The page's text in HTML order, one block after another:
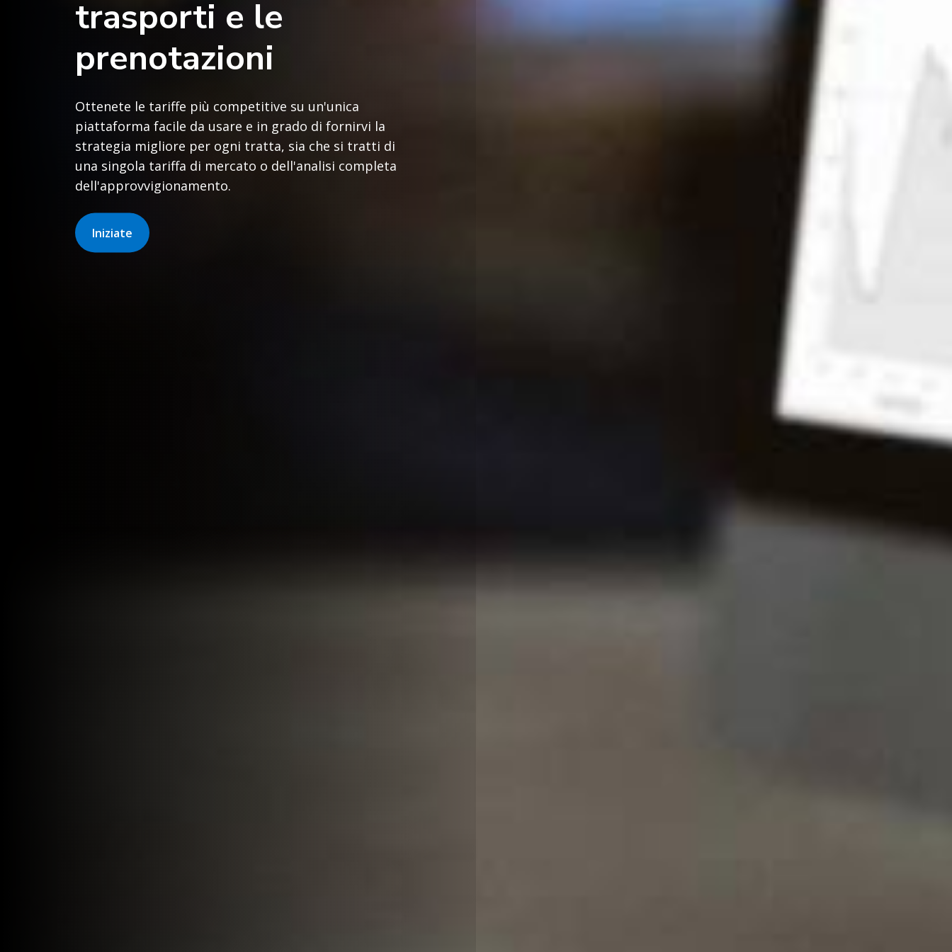
trasporti e le
prenotazioni
Ottenete le tariffe più competitive su un'unica
piattaforma facile da usare e in grado di fornirvi la
strategia migliore per ogni tratta, sia che si tratti di
una singola tariffa di mercato o dell'analisi completa
dell'approvvigionamento.
Iniziate